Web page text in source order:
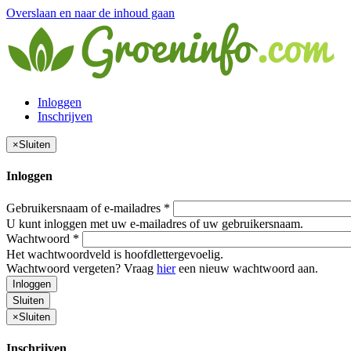
Overslaan en naar de inhoud gaan
Inloggen
Inschrijven
×Sluiten
Inloggen
Gebruikersnaam of e-mailadres *
U kunt inloggen met uw e-mailadres of uw gebruikersnaam.
Wachtwoord *
Het wachtwoordveld is hoofdlettergevoelig.
Wachtwoord vergeten? Vraag hiereen nieuw wachtwoord aan.
Inloggen
Sluiten
×Sluiten
Inschrijven